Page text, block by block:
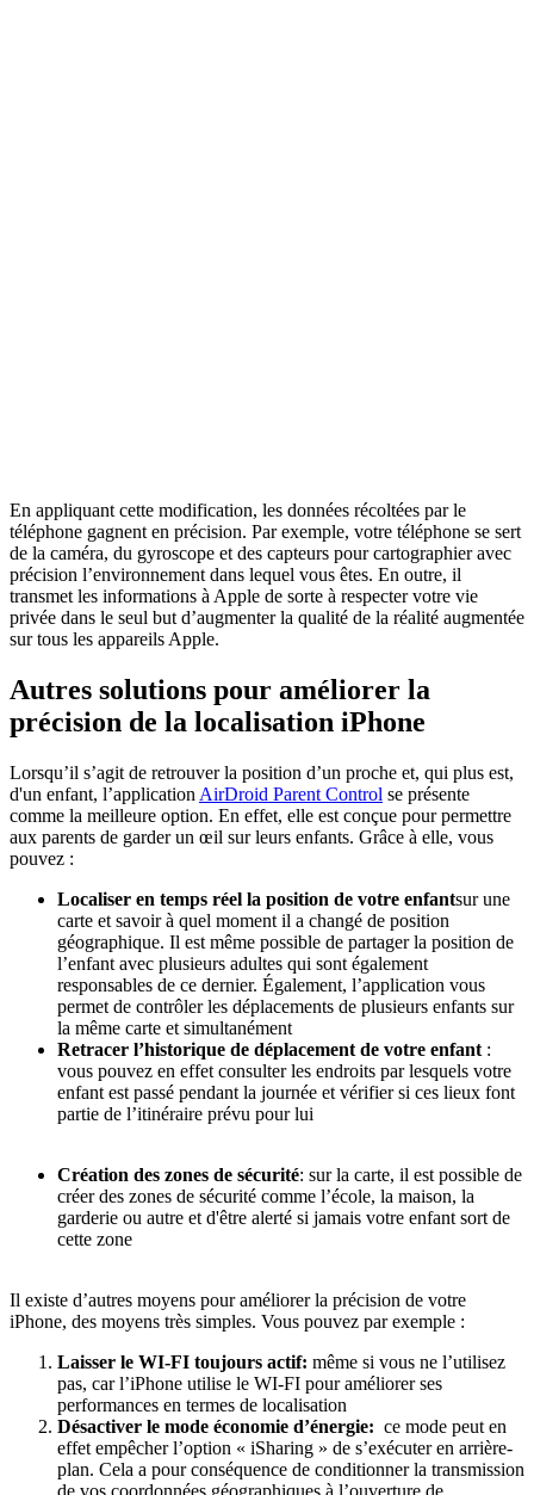
En appliquant cette modification, les données récoltées par le
téléphone gagnent en précision. Par exemple, votre téléphone se sert
de la caméra, du gyroscope et des capteurs pour cartographier avec
précision l’environnement dans lequel vous êtes. En outre, il
transmet les informations à Apple de sorte à respecter votre vie
privée dans le seul but d’augmenter la qualité de la réalité augmentée
sur tous les appareils Apple.
Autres solutions pour améliorer la
précision de la localisation iPhone
Lorsqu’il s’agit de retrouver la position d’un proche et, qui plus est,
d'un enfant, l’application AirDroid Parent Control se présente
comme la meilleure option. En effet, elle est conçue pour permettre
aux parents de garder un œil sur leurs enfants. Grâce à elle, vous
pouvez :
Localiser en temps réel la position de votre enfantsur une
carte et savoir à quel moment il a changé de position
géographique. Il est même possible de partager la position de
l’enfant avec plusieurs adultes qui sont également
responsables de ce dernier. Également, l’application vous
permet de contrôler les déplacements de plusieurs enfants sur
la même carte et simultanément
Retracer l’historique de déplacement de votre enfant :
vous pouvez en effet consulter les endroits par lesquels votre
enfant est passé pendant la journée et vérifier si ces lieux font
partie de l’itinéraire prévu pour lui
Création des zones de sécurité: sur la carte, il est possible de
créer des zones de sécurité comme l’école, la maison, la
garderie ou autre et d'être alerté si jamais votre enfant sort de
cette zone
Il existe d’autres moyens pour améliorer la précision de votre
iPhone, des moyens très simples. Vous pouvez par exemple :
Laisser le WI-FI toujours actif: même si vous ne l’utilisez
pas, car l’iPhone utilise le WI-FI pour améliorer ses
performances en termes de localisation
Désactiver le mode économie d’énergie: ce mode peut en
effet empêcher l’option « iSharing » de s’exécuter en arrière-
plan. Cela a pour conséquence de conditionner la transmission
de vos coordonnées géographiques à l’ouverture de